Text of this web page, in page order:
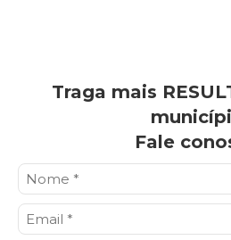
Traga mais
Fale